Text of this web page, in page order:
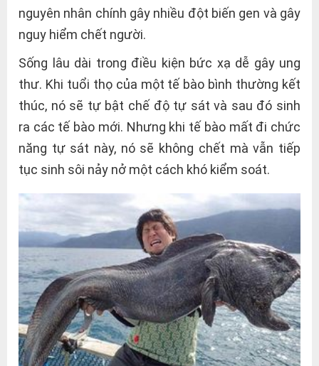
nguyên nhân chính gây nhiều đột biến gen và gây
nguy hiểm chết người.
Sống lâu dài trong điều kiện bức xạ dễ gây ung
thư. Khi tuổi thọ của một tế bào bình thường kết
thúc, nó sẽ tự bật chế độ tự sát và sau đó sinh
ra các tế bào mới. Nhưng khi tế bào mất đi chức
năng tự sát này, nó sẽ không chết mà vẫn tiếp
tục sinh sôi nảy nở một cách khó kiểm soát.